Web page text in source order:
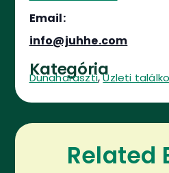
Email:
info@juhhe.com
Kategória
Dunaharaszti,Üzleti
Related